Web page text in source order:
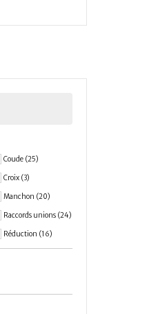
Coude (25)
Croix (3)
Manchon (20)
Raccords unions (24)
Réduction (16)